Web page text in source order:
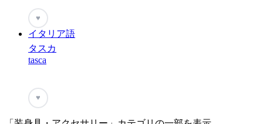
♥
イタリア語
タスカ
tasca
♥